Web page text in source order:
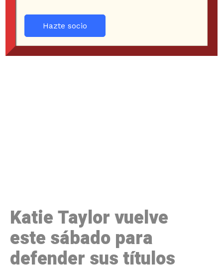
Katie Taylor vuelve
este sábado para
defender sus títulos
Hazte socio